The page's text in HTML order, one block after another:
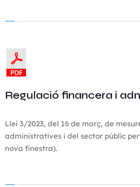
Regulació financera i
Llei 3/2023, del 16 de març, de
administratives i del sector públic per
nova finestra).